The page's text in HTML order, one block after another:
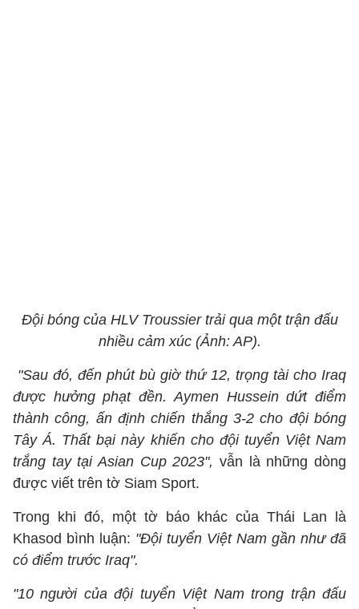
Đội bóng của HLV Troussier trải qua một trận đấu
nhiều cảm xúc (Ảnh: AP).
"Sau đó, đến phút bù giờ thứ 12, trọng tài cho Iraq
được hưởng phạt đền. Aymen Hussein dứt điểm
thành công, ấn định chiến thắng 3-2 cho đội bóng
Tây Á. Thất bại này khiến cho đội tuyển Việt Nam
trắng tay tại Asian Cup 2023", vẫn là những dòng
được viết trên tờ Siam Sport.
Trong khi đó, một tờ báo khác của Thái Lan là
Khasod bình luận: "Đội tuyển Việt Nam gần như đã
có điểm trước Iraq".
"10 người của đội tuyển Việt Nam trong trận đấu